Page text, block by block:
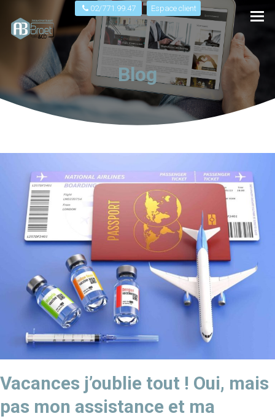
02/771.99.47 Espace client
Blog
Vacances j’oublie tout ! Oui, mais
pas mon assistance et ma